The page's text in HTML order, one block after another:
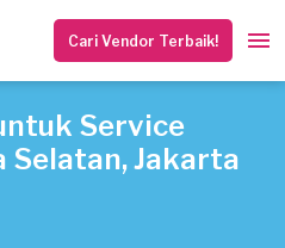
Cari Vendor Terbaik!
Service
Selatan, Jakarta